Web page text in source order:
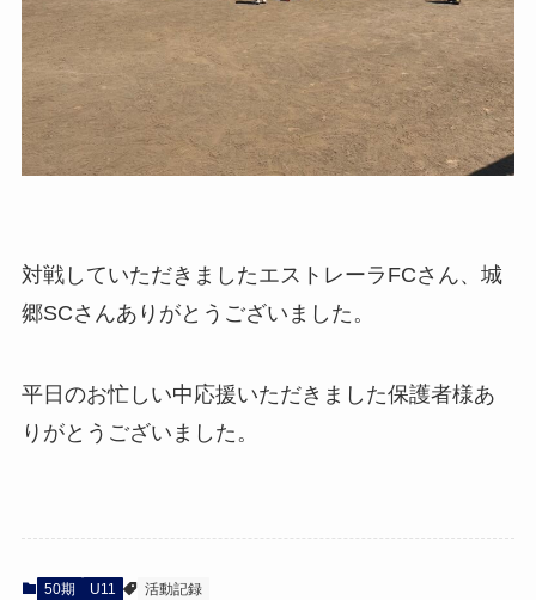
対戦していただきましたエストレーラFCさん、城
郷SCさんありがとうございました。
平日のお忙しい中応援いただきました保護者様あ
りがとうございました。
50期 U11 活動記録